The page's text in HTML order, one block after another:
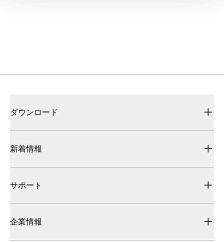
ダウンロード
新着情報
サポート
企業情報